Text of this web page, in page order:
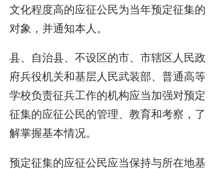
文化程度高的应征公民为当年预定征集的
对象，并通知本人。
县、自治县、不设区的市、市辖区人民政
府兵役机关和基层人民武装部、普通高等
学校负责征兵工作的机构应当加强对预定
征集的应征公民的管理、教育和考察，了
解掌握基本情况。
预定征集的应征公民应当保持与所在地基